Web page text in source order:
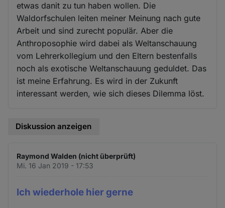
etwas danit zu tun haben wollen. Die
Waldorfschulen leiten meiner Meinung nach gute
Arbeit und sind zurecht populär. Aber die
Anthroposophie wird dabei als Weltanschauung
vom Lehrerkollegium und den Eltern bestenfalls
noch als exotische Weltanschauung geduldet. Das
ist meine Erfahrung. Es wird in der Zukunft
interessant werden, wie sich dieses Dilemma löst.
Diskussion anzeigen
Raymond Walden (nicht überprüft)
Mi. 16 Jan 2019 - 17:53
Ich wiederhole hier gerne